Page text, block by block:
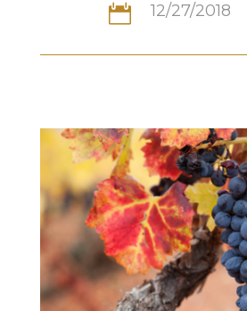
 12/27/2018